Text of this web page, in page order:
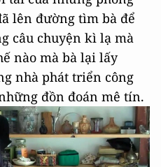
lên đường tìm bà để
câu chuyện kì lạ mà
nào mà bà lại lấy
nhà phát triển công
đồn đoán mê tín.